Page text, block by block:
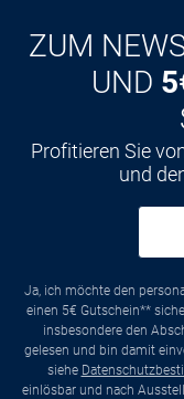
ZUM
UND
Profitieren Sie
und
Ja, ich möchte den
einen 5€ Gutschein**
insbesondere den
gelesen und bin damit
siehe
einlösbar und nach